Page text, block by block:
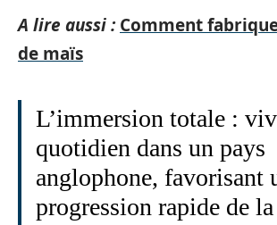
A lire aussi : Comment
de maïs
L’immersion totale :
quotidien dans un pays
anglophone, favorisant
progression rapide de